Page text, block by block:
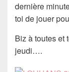
dernière
toi de jouer
Biz à toutes et
jeudi….